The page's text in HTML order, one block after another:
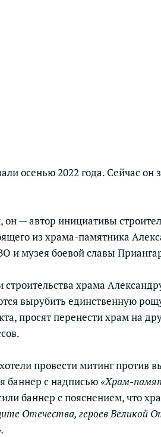
осенью 2022 года. Сейчас он
— автор инициативы
из храма-памятника
и музея боевой славы
строительства храма
вырубить единственную
просят перенести храм на
провести митинг против
баннер с надписью «Храм-
баннер с пояснением, что
Отечества, героев Великой